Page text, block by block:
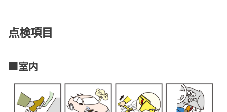
点検項目
■室内